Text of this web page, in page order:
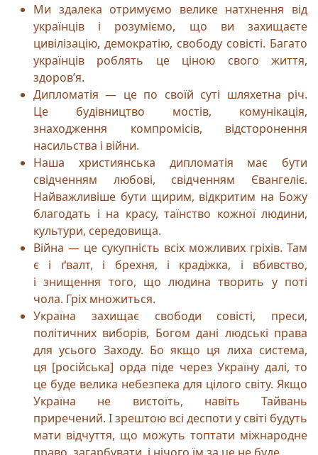
Ми здалека отримуємо велике натхнення від
українців і розуміємо, що ви захищаєте
цивілізацію, демократію, свободу совісті. Багато
українців роблять це ціною свого життя,
здоров’я.
Дипломатія — це по своїй суті шляхетна річ.
Це будівництво мостів, комунікація,
знаходження компромісів, відсторонення
насильства і війни.
Наша християнська дипломатія має бути
свідченням любові, свідченням Євангеліє.
Найважливіше бути щирим, відкритим на Божу
благодать і на красу, таїнство кожної людини,
культури, середовища.
Війна — це сукупність всіх можливих гріхів. Там
є і ґвалт, і брехня, і крадіжка, і вбивство,
і знищення того, що людина творить у поті
чола. Гріх множиться.
Україна захищає свободи совісті, преси,
політичних виборів, Богом дані людські права
для усього Заходу. Бо якщо ця лиха система,
ця [російська] орда піде через Україну далі, то
це буде велика небезпека для цілого світу. Якщо
Україна не вистоїть, навіть Тайвань
приречений. І зрештою всі деспоти у світі будуть
мати відчуття, що можуть топтати міжнародне